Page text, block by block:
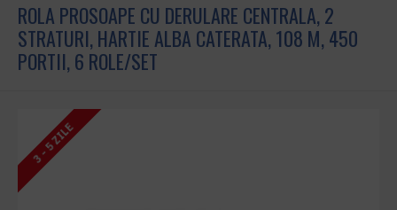
ROLA PROSOAPE CU DERULARE CENTRALA, 2
STRATURI, HARTIE ALBA CATERATA, 108 M, 450
PORTII, 6 ROLE/SET
3 - 5 ZILE